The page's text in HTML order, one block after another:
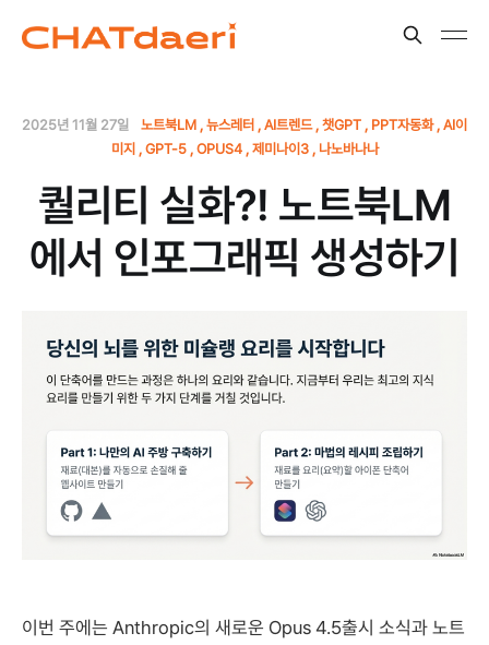
2025년 11월 27일 노트북LM 뉴스레터 AI트렌드 챗GPT PPT자동화 AI이
미지
GPT-5 OPUS4 제미나이3 나노바나나
퀄리티 실화?! 노트북LM
에서 인포그래픽 생성하기
이번 주에는 Anthropic의 새로운 Opus 4.5출시 소식과 노트